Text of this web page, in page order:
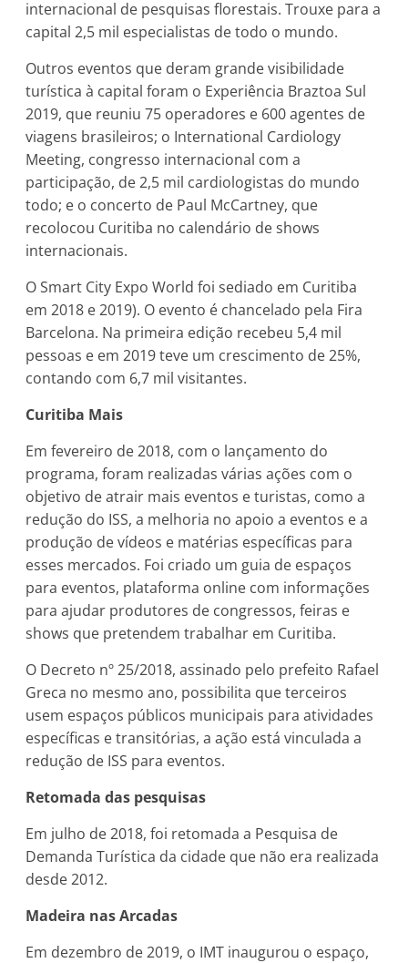
internacional de pesquisas florestais. Trouxe para a
capital 2,5 mil especialistas de todo o mundo.
Outros eventos que deram grande visibilidade
turística à capital foram o Experiência Braztoa Sul
2019, que reuniu 75 operadores e 600 agentes de
viagens brasileiros; o International Cardiology
Meeting, congresso internacional com a
participação, de 2,5 mil cardiologistas do mundo
todo; e o concerto de Paul McCartney, que
recolocou Curitiba no calendário de shows
internacionais.
O Smart City Expo World foi sediado em Curitiba
em 2018 e 2019). O evento é chancelado pela Fira
Barcelona. Na primeira edição recebeu 5,4 mil
pessoas e em 2019 teve um crescimento de 25%,
contando com 6,7 mil visitantes.
Curitiba Mais
Em fevereiro de 2018, com o lançamento do
programa, foram realizadas várias ações com o
objetivo de atrair mais eventos e turistas, como a
redução do ISS, a melhoria no apoio a eventos e a
produção de vídeos e matérias específicas para
esses mercados. Foi criado um guia de espaços
para eventos, plataforma online com informações
para ajudar produtores de congressos, feiras e
shows que pretendem trabalhar em Curitiba.
O Decreto nº 25/2018, assinado pelo prefeito Rafael
Greca no mesmo ano, possibilita que terceiros
usem espaços públicos municipais para atividades
específicas e transitórias, a ação está vinculada a
redução de ISS para eventos.
Retomada das pesquisas
Em julho de 2018, foi retomada a Pesquisa de
Demanda Turística da cidade que não era realizada
desde 2012.
Madeira nas Arcadas
Em dezembro de 2019, o IMT inaugurou o espaço,